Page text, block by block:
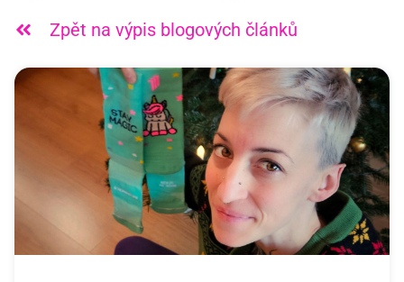
Zpět na výpis blogových článků